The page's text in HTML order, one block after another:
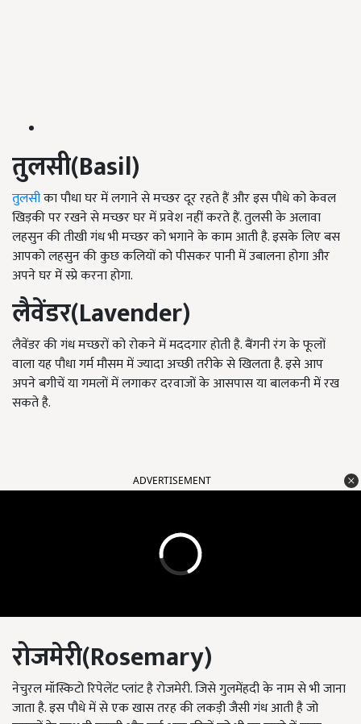
तुलसी(Basil)
तुलसीका पौधा घर में लगाने से मच्छर दूर रहते हैं और इस पौधे को केवल
खिड़की पर रखने से मच्छर घर में प्रवेश नहीं करते हैं. तुलसी के अलावा
लहसुन की तीखी गंध भी मच्छर को भगाने के काम आती है. इसके लिए बस
आपको लहसुन की कुछ कलियों को पीसकर पानी में उबालना होगा और
अपने घर में स्प्रे करना होगा.
लैवेंडर(Lavender)
लैवेंडर की गंध मच्छरों को रोकने में मददगार होती है. बैंगनी रंग के फूलों
वाला यह पौधा गर्म मौसम में ज्यादा अच्छी तरीके से खिलता है. इसे आप
अपने बगीचें या गमलों में लगाकर दरवाजों के आसपास या बालकनी में रख
सकते है.
रोजमेरी(Rosemary)
नेचुरल मॉस्किटो रिपेलेंट प्लांट है रोजमेरी. जिसे गुलमेंहदी के नाम से भी जाना
जाता है. इस पौधे में से एक खास तरह की लकड़ी जैसी गंध आती है जो
मच्छरों के साथ ही मक्खी और कई अन्य कीड़ों को भी दूर रखने में मदद